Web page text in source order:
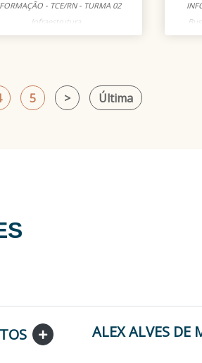
- TCE/RN - TURMA 02
Infraestrutura
5 > Última
ALEX ALVES DE